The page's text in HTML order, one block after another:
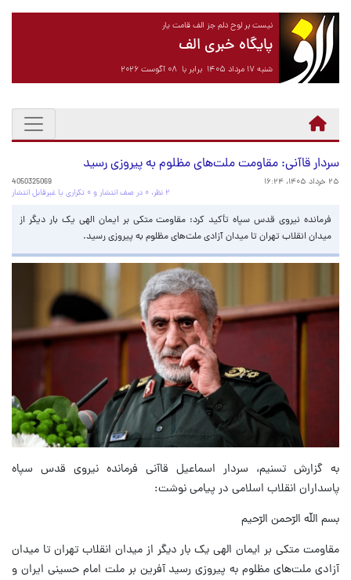
نیست بر لوح دلم جز الف قامت یار
پایگاه خبری الف
شنبه ۱۷ مرداد ۱۴۰۵ برابر با ۰۸ آگوست ۲۰۲۶
سردار قاآنی: مقاومت ملت‌های مظلوم به پیروزی رسید
۲۵ خرداد ۱۴۰۵، ۱۶:۲۴
4050325069
۲ نظر، ۰ در صف انتشار و ۰ تکراری یا غیرقابل انتشار
فرمانده نیروی قدس سپاه تأکید کرد: مقاومت متکی بر ایمان الهی یک بار دیگر از
میدان انقلاب تهران تا میدان آزادی ملت‌های مظلوم به پیروزی رسید.
به گزارش تسنیم، سردار اسماعیل قاآنی فرمانده نیروی قدس سپاه
پاسداران انقلاب اسلامی در پیامی نوشت:
بسم اللّه الرّحمن الرّحیم
مقاومت متکی بر ایمان الهی یک بار دیگر از میدان انقلاب تهران تا میدان
آزادی ملت‌های مظلوم به پیروزی رسید آفرین بر ملت امام حسینی ایران و